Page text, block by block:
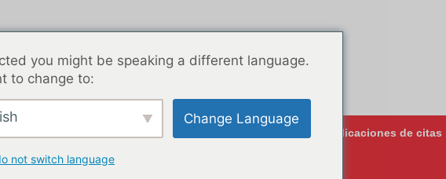
Las mejores aplicaciones de citas
you might be speaking a different language.
to change to:
Change Language
not switch language